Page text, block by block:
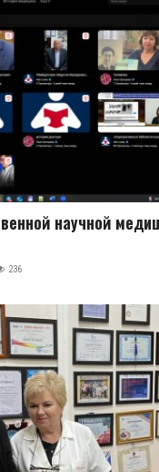
научной
236